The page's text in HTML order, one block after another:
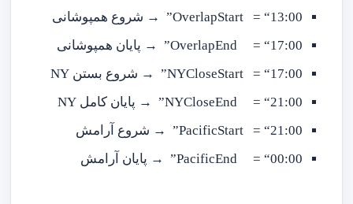
OverlapStart = “13:00” → شروع همپوشانی
OverlapEnd = “17:00” → پایان همپوشانی
NYCloseStart = “17:00” → شروع بستن NY
NYCloseEnd = “21:00” → پایان کامل NY
PacificStart = “21:00” → شروع آرامش
PacificEnd = “00:00” → پایان آرامش